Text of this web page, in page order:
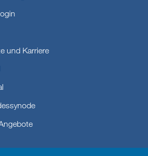
und Karriere